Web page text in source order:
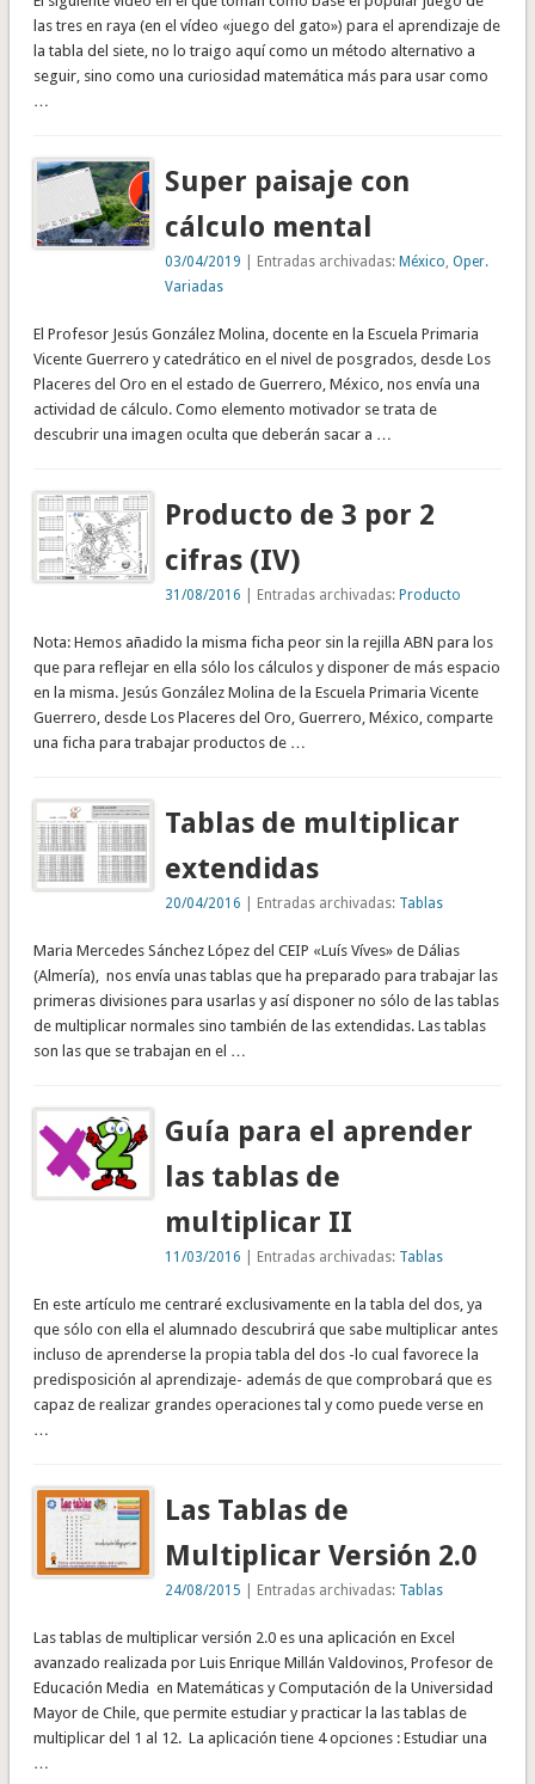
las tres en raya (en el vídeo «juego del gato») para el aprendizaje de
la tabla del siete, no lo traigo aquí como un método alternativo a
seguir, sino como una curiosidad matemática más para usar como
…
Super paisaje con
cálculo mental
03/04/2019 | Entradas archivadas:México ,Oper.
Variadas
El Profesor Jesús González Molina, docente en la Escuela Primaria
Vicente Guerrero y catedrático en el nivel de posgrados, desde Los
Placeres del Oro en el estado de Guerrero, México, nos envía una
actividad de cálculo. Como elemento motivador se trata de
descubrir una imagen oculta que deberán sacar a …
Producto de 3 por 2
cifras (IV)
31/08/2016 | Entradas archivadas:Producto
Nota: Hemos añadido la misma ficha peor sin la rejilla ABN para los
que para reflejar en ella sólo los cálculos y disponer de más espacio
en la misma. Jesús González Molina de la Escuela Primaria Vicente
Guerrero, desde Los Placeres del Oro, Guerrero, México, comparte
una ficha para trabajar productos de …
Tablas de multiplicar
extendidas
20/04/2016 | Entradas archivadas: Tablas
Maria Mercedes Sánchez López del CEIP «Luís Víves» de Dálias
(Almería), nos envía unas tablas que ha preparado para trabajar las
primeras divisiones para usarlas y así disponer no sólo de las tablas
de multiplicar normales sino también de las extendidas. Las tablas
son las que se trabajan en el …
Guía para el aprender
las tablas de
multiplicar II
11/03/2016 | Entradas archivadas: Tablas
En este artículo me centraré exclusivamente en la tabla del dos, ya
que sólo con ella el alumnado descubrirá que sabe multiplicar antes
incluso de aprenderse la propia tabla del dos -lo cual favorece la
predisposición al aprendizaje- además de que comprobará que es
capaz de realizar grandes operaciones tal y como puede verse en
…
Las Tablas de
Multiplicar Versión 2.0
24/08/2015 | Entradas archivadas: Tablas
Las tablas de multiplicar versión 2.0 es una aplicación en Excel
avanzado realizada por Luis Enrique Millán Valdovinos, Profesor de
Educación Media en Matemáticas y Computación de la Universidad
Mayor de Chile, que permite estudiar y practicar la las tablas de
multiplicar del 1 al 12. La aplicación tiene 4 opciones : Estudiar una
…